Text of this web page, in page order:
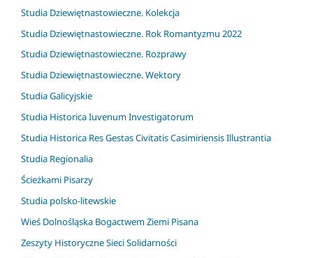
Studia Dziewiętnastowieczne. Kolekcja
Studia Dziewiętnastowieczne. Rok Romantyzmu 2022
Studia Dziewiętnastowieczne. Rozprawy
Studia Dziewiętnastowieczne. Wektory
Studia Galicyjskie
Studia Historica Iuvenum Investigatorum
Studia Historica Res Gestas Civitatis Casimiriensis Illustrantia
Studia Regionalia
Ścieżkami Pisarzy
Studia polsko-litewskie
Wieś Dolnośląska Bogactwem Ziemi Pisana
Zeszyty Historyczne Sieci Solidarności